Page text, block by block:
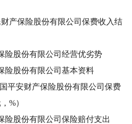
产保险股份有限公司保费收入结
险股份有限公司经营优劣势
险股份有限公司基本资料
平安财产保险股份有限公司保费
%）
险股份有限公司保险赔付支出